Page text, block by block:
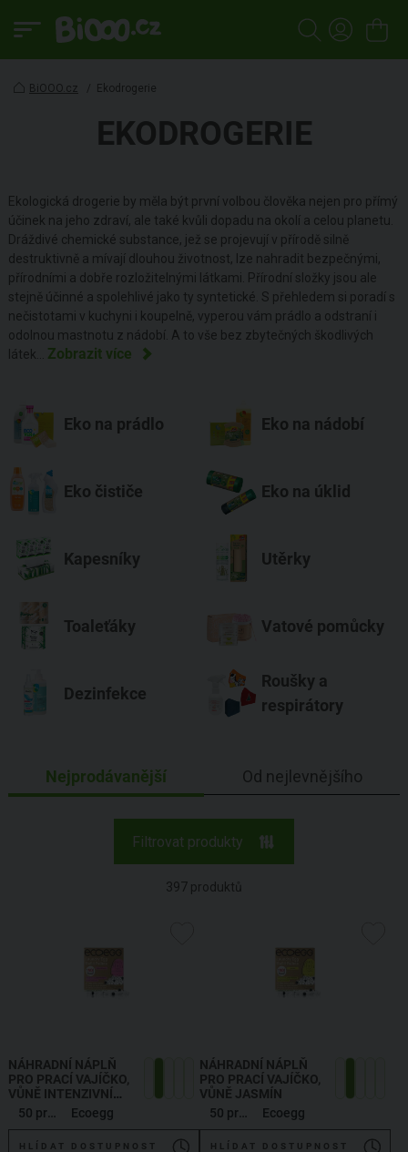
BiOOO.cz / Ekodrogerie
EKODROGERIE
Ekologická drogerie by měla být první volbou člověka nejen pro přímý
účinek na jeho zdraví, ale také kvůli dopadu na okolí a celou planetu.
Dráždivé chemické substance, jež se projevují v přírodě silně
destruktivně a mívají dlouhou životnost, lze nahradit bezpečnými,
přírodními a dobře rozložitelnými látkami. Přírodní složky jsou ale
stejně účinné a spolehlivé jako ty syntetické. S přehledem si poradí s
nečistotami v kuchyni i koupelně, vyperou vám prádlo a odstraní i
odolnou mastnotu z nádobí. A to vše bez zbytečných škodlivých
látek... Zobrazit více
Eko na prádlo Eko na nádobí
Eko čističe Eko na úklid
Kapesníky Utěrky
Toaleťáky Vatové pomůcky
Dezinfekce
Roušky a
respirátory
Nejprodávanější Od nejlevnějšího
Filtrovat produkty
397 produktů
NÁHRADNÍ NÁPLŇ
PRO PRACÍ VAJÍČKO,
VŮNĚ INTENZIVNÍ
KVĚTY - BRITISH
BLOSSOM
Ecoegg
HLÍDAT DOSTUPNOST
NÁHRADNÍ NÁPLŇ
PRO PRACÍ VAJÍČKO,
VŮNĚ JASMÍN
Ecoegg
HLÍDAT DOSTUPNOST